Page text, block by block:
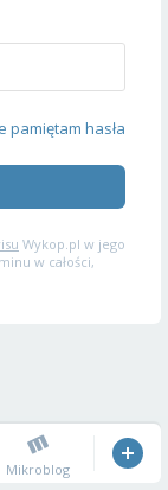
pamiętam hasła
Wykop.pl w jego
w całości,
Mikroblog